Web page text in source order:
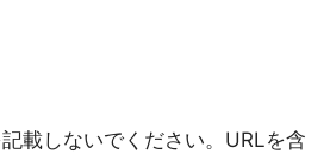
載しないでください。URLを含